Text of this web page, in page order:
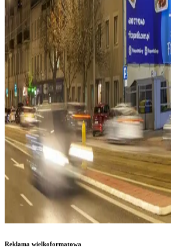
Reklama wielkoformatowa